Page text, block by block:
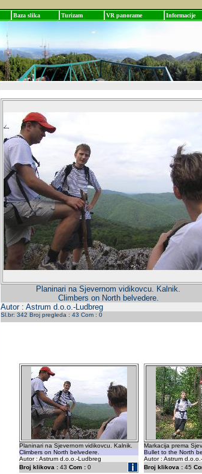
Baza slika Turizam VR panorame Informacije
Planinari na Sjevernom vidikovcu. Kalnik.
Climbers on North belvedere.
Autor : Astrum d.o.o.-Ludbreg
Sl.br: 342 Broj pregleda : 43 Com : 0
Planinari na Sjevernom vidikovcu. Kalnik.
Climbers on North belvedere.
Autor : Astrum d.o.o.-Ludbreg
Broj klikova : 43 Com : 0
Markacija prema
Bullet to the North
Autor : Astrum
Broj klikova : 45